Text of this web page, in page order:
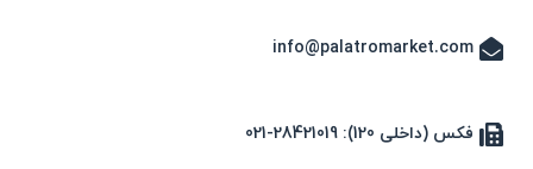
info@palatromarket.com
فکس (داخلی 120): 28421019-021